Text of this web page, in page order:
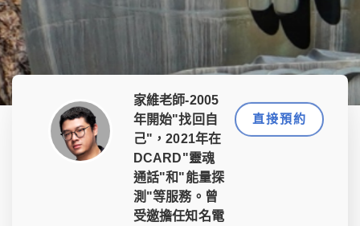
家維老師-2005
年開始"找回自
己"，2021年在
DCARD"靈魂
通話"和"能量探
測"等服務。曾
受邀擔任知名電
直接預約